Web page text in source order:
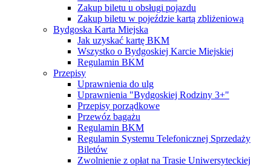
Zakup biletu u obsługi pojazdu
Zakup biletu w pojeździe kartą zbliżeniową
Bydgoska Karta Miejska
Jak uzyskać kartę BKM
Wszystko o Bydgoskiej Karcie Miejskiej
Regulamin BKM
Przepisy
Uprawnienia do ulg
Uprawnienia "Bydgoskiej Rodziny 3+"
Przepisy porządkowe
Przewóz bagażu
Regulamin BKM
Regulamin Systemu Telefonicznej Sprzedaży
Biletów
Zwolnienie z opłat na Trasie Uniwersyteckiej